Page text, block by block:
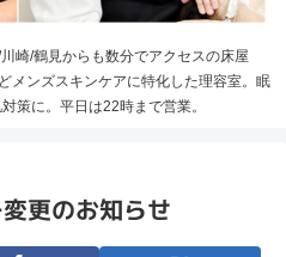
崎/鶴見からも数分でアクセスの床屋
メンズスキンケアに特化した理容室。眠
策に。平日は22時まで営業。
更のお知らせ